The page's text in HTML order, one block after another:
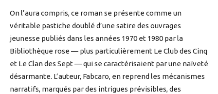
On l’aura compris, ce roman se présente comme un
véritable pastiche doublé d’une satire des ouvrages
jeunesse publiés dans les années 1970 et 1980 par la
Bibliothèque rose — plus particulièrement Le Club des Cinq
et Le Clan des Sept — qui se caractérisaient par une naïveté
désarmante. L’auteur, Fabcaro, en reprend les mécanismes
narratifs, marqués par des intrigues prévisibles, des